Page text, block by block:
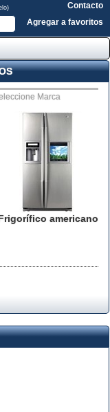
Contacto
Agregar a favoritos
Marca
americano